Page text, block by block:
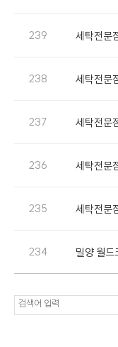
239 세탁전문
238 세탁전문
237 세탁전문
236 세탁전문
235 세탁전문
234 밀양 월드
검색어 입력